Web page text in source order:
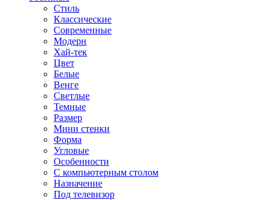
Стиль
Классические
Современные
Модерн
Хай-тек
Цвет
Белые
Венге
Светлые
Темные
Размер
Мини стенки
Форма
Угловые
Особенности
С компьютерным столом
Назначение
Под телевизор